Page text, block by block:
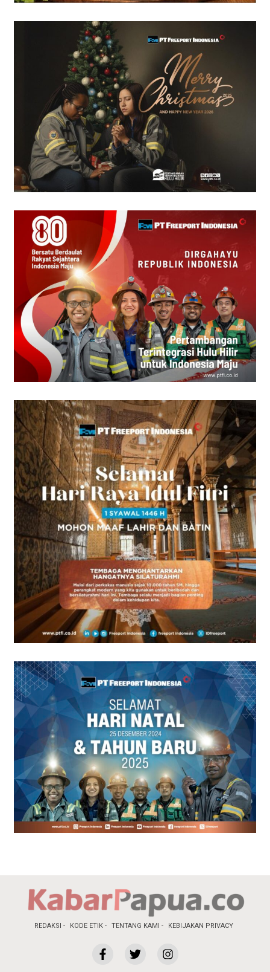
REDAKSI KODE ETIK TENTANG KAMI KEBIJAKAN PRIVACY